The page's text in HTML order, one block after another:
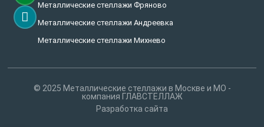
Металлические стеллажи Фряново
Металлические стеллажи Андреевка
Металлические стеллажи Михнево
Металлические стеллажи Некрасовский
Металлические стеллажи Ильинский
© 2025 Металлические стеллажи в Москве и МО -
компания ГЛАВСТЕЛЛАЖ
Разработка сайта